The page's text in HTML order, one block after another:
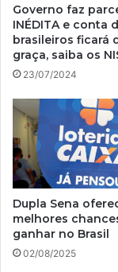
Governo faz
INÉDITA e conta
brasileiros ficará
graça, saiba os
23/07/2024
Dupla Sena
melhores
ganhar no Brasil
02/08/2025